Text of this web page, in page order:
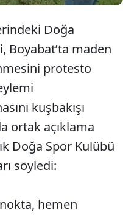
Doğa
Boyabat’ta maden
protesto
kuşbakışı
ortak açıklama
Doğa Spor Kulübü
söyledi:
hemen